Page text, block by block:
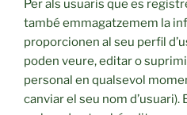
Per als usuaris que es
també emmagatzemem la
proporcionen al seu perfil
poden veure, editar o
personal en qualsevol
canviar el seu nom